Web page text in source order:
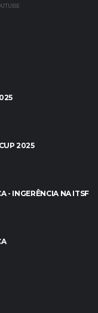
2025
- INGERÊNCIA NA ITSF